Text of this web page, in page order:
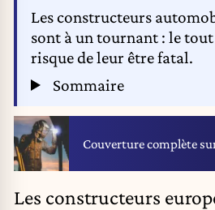
Les constructeurs
sont à un tournant : le
risque de leur être fatal.
Sommaire
Couverture complète
Les constructeurs